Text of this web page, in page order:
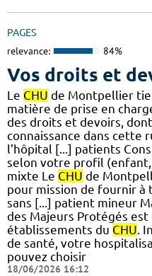
PAGES
relevance: 84%
Vos droits et
Le CHU de Montpellier
matière de prise en
des droits et devoirs,
connaissance dans cette
l’hôpital [...] patients
selon votre profil (enfant,
mixte Le CHU de
pour mission de fournir à
sans [...] patient mineur
des Majeurs Protégés est
établissements du CHU .
de santé, votre
pouvez choisir
18/06/2026 16:12